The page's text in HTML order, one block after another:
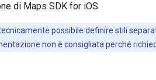
di Maps SDK for iOS.
possibile definire stili
non è consigliata perché